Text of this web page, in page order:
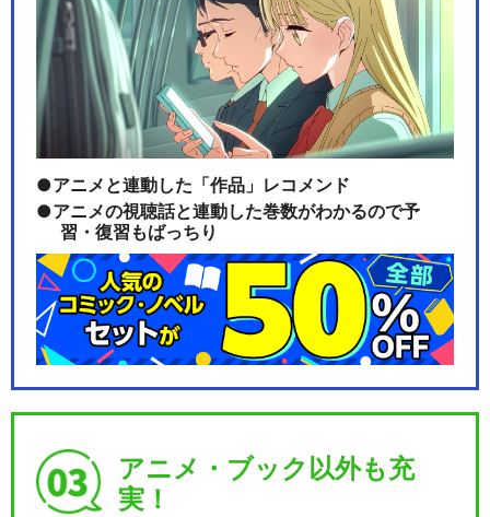
アニメと連動した「作品」レコメンド
アニメの視聴話と連動した巻数がわかるので予
習・復習もばっちり
アニメ・ブック以外も充
実！